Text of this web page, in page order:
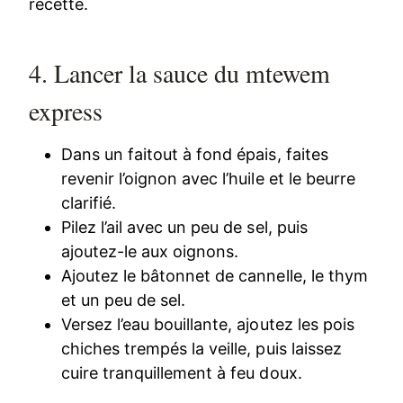
recette.
4. Lancer la sauce du mtewem
express
Dans un faitout à fond épais, faites
revenir l’oignon avec l’huile et le beurre
clarifié.
Pilez l’ail avec un peu de sel, puis
ajoutez-le aux oignons.
Ajoutez le bâtonnet de cannelle, le thym
et un peu de sel.
Versez l’eau bouillante, ajoutez les pois
chiches trempés la veille, puis laissez
cuire tranquillement à feu doux.